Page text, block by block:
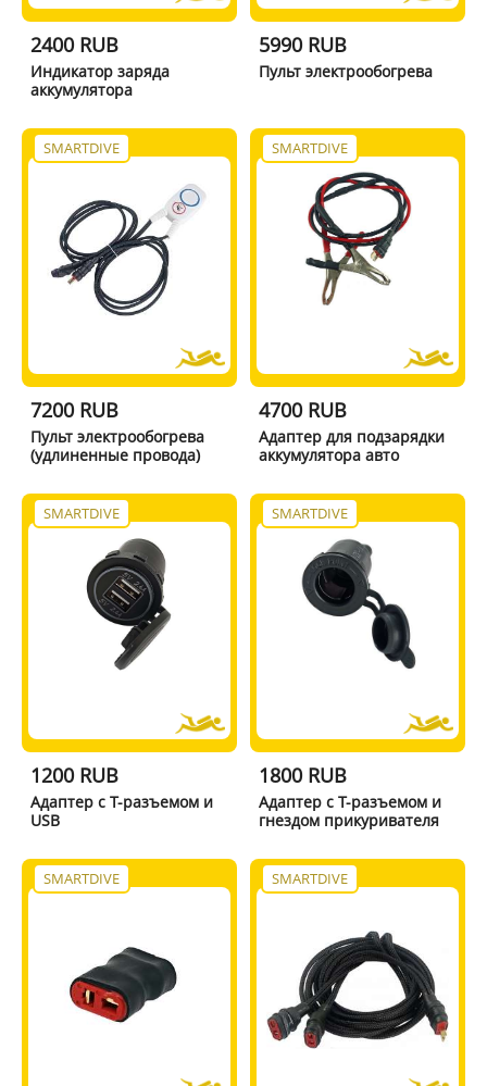
2400 RUB
Индикатор заряда
аккумулятора
5990 RUB
Пульт электрообогрева
SMARTDIVE
7200 RUB
Пульт электрообогрева
(удлиненные провода)
SMARTDIVE
4700 RUB
Адаптер для подзарядки
аккумулятора авто
SMARTDIVE
1200 RUB
Адаптер с Т-разъемом и
USB
SMARTDIVE
1800 RUB
Адаптер с Т-разъемом и
гнездом прикуривателя
SMARTDIVE SMARTDIVE